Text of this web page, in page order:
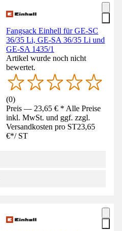
Fangsack Einhell für GE-SC
36/35 Li, GE-SA 36/35 Li und
GE-SA 1435/1
Artikel wurde noch nicht
bewertet.
(0)
Preis — 23,65 € * Alle Preise
inkl. MwSt. und ggf. zzgl.
Versandkosten pro ST23,65
€*/ ST